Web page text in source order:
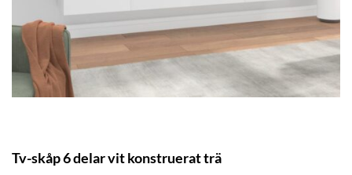
Tv-skåp 6 delar vit konstruerat trä